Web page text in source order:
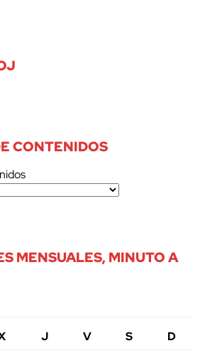
CONTENIDOS
MENSUALES, MINUTO A
J V S D